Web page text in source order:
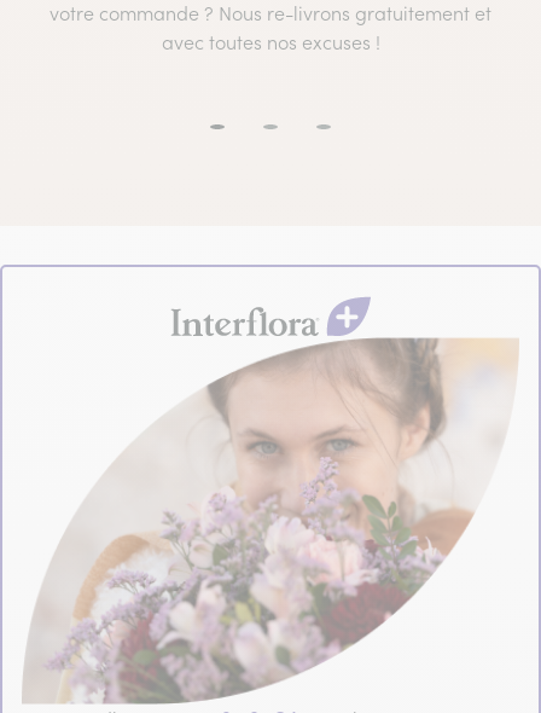
votre commande ? Nous re-livrons gratuitement et
avec toutes nos excuses !